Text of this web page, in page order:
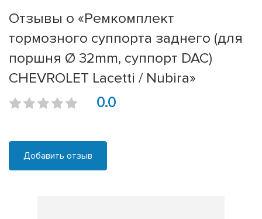
Отзывы о «Ремкомплект
тормозного суппорта заднего (для
поршня Ø 32mm, суппорт DAC)
CHEVROLET Lacetti / Nubira»
0.0
Добавить отзыв